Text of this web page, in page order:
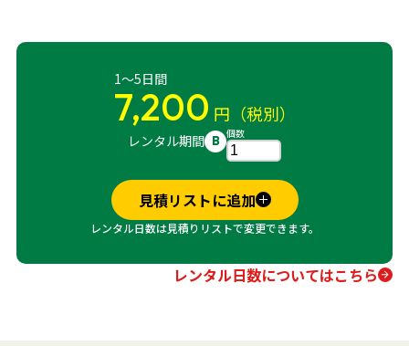
1～5日間
7,200 円（税別）
レンタル期間 B 個数
見積リストに追加
レンタル日数は見積りリストで変更できます。
レンタル日数についてはこちら